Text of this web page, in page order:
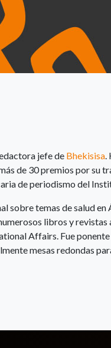
jefe de Bhekisisa.
de 30 premios por su
de periodismo del
sobre temas de salud
libros y
Affairs. Fue
mesas redondas